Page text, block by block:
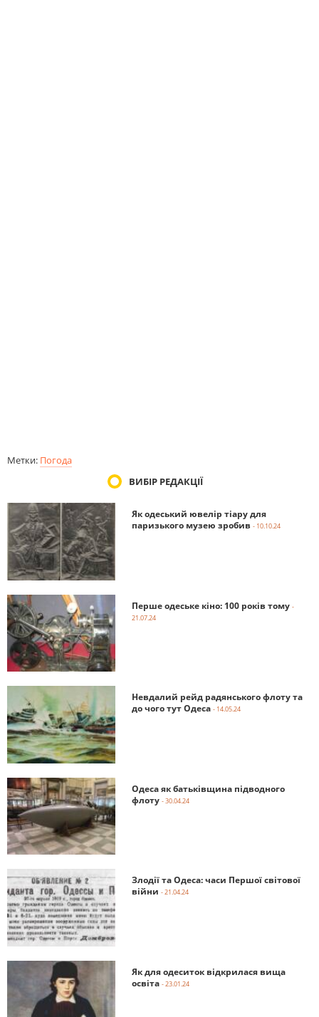
Метки: Погода
ВИБІР РЕДАКЦІЇ
Як одеський ювелір тіару для
паризького музею зробив - 10.10.24
Перше одеське кіно: 100 років тому -
21.07.24
Невдалий рейд радянського флоту та
до чого тут Одеса - 14.05.24
Одеса як батьківщина підводного
флоту - 30.04.24
Злодії та Одеса: часи Першої світової
війни - 21.04.24
Як для одеситок відкрилася вища
освіта - 23.01.24